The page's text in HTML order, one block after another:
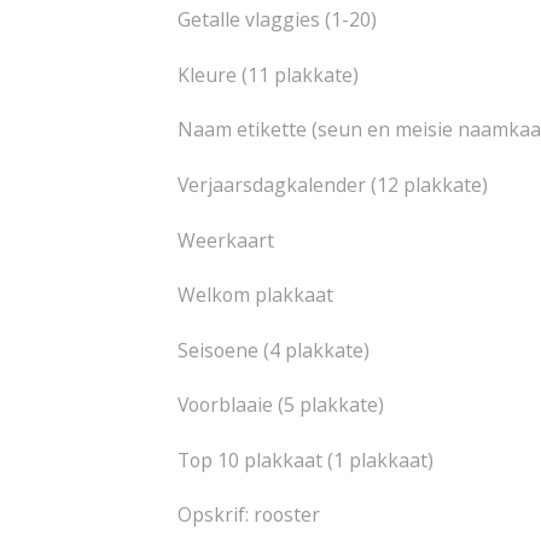
Getalle vlaggies (1-20)
Kleure (11 plakkate)
Naam etikette (seun en meisie
Verjaarsdagkalender (12 plakkate)
Weerkaart
Welkom plakkaat
Seisoene (4 plakkate)
Voorblaaie (5 plakkate)
Top 10 plakkaat (1 plakkaat)
Opskrif: rooster